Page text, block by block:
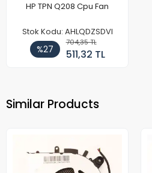
HP TPN Q208 Cpu Fan
Stok Kodu: AHLQDZSDVI
%27
704,35 TL
511,32 TL
Similar Products